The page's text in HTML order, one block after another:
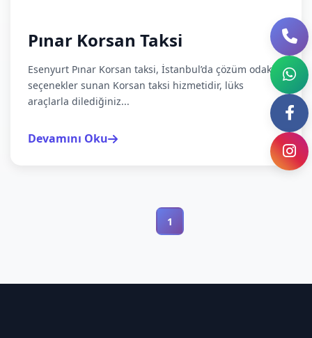
Pınar Korsan Taksi
Esenyurt Pınar Korsan taksi, İstanbul’da çözüm odaklı
seçenekler sunan Korsan taksi hizmetidir, lüks
araçlarla dilediğiniz...
Devamını Oku
1